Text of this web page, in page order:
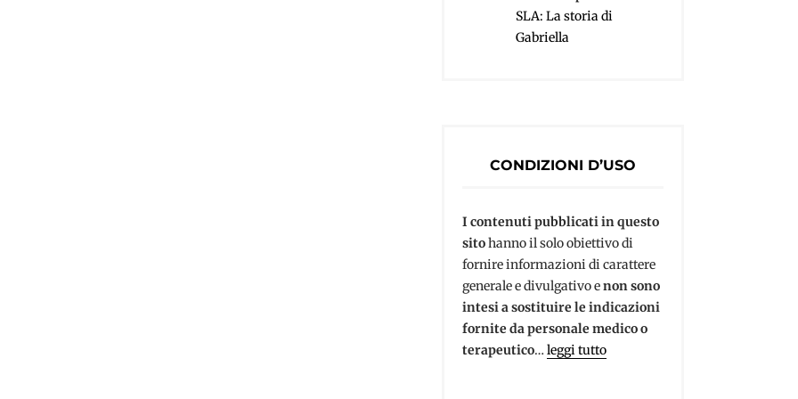
SLA: La storia di
Gabriella
CONDIZIONI D’USO
I contenuti pubblicati in questo
sitohanno il solo obiettivo di
fornire informazioni di carattere
generale e divulgativo enon sono
intesi a sostituire le indicazioni
fornite da personale medico o
terapeutico… leggi tutto